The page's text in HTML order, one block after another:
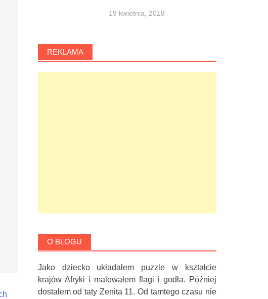
19 kwietnia, 2018
REKLAMA
O BLOGU
Jako dziecko układałem puzzle w kształcie
krajów Afryki i malowałem flagi i godła. Później
dostałem od taty Zenita 11. Od tamtego czasu nie